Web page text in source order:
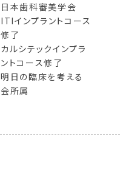
日本歯科審美学会
ITIインプラントコース
修了
カルシテックインプラ
ントコース修了
明日の臨床を考える
会所属